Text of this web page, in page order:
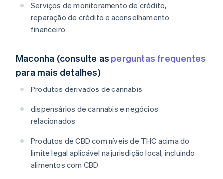
Serviços de monitoramento de crédito,
reparação de crédito e aconselhamento
financeiro
Maconha (consulte as perguntas frequentes
para mais detalhes)
Produtos derivados de cannabis
dispensários de cannabis e negócios
relacionados
Produtos de CBD com níveis de THC acima do
limite legal aplicável na jurisdição local, incluindo
alimentos com CBD